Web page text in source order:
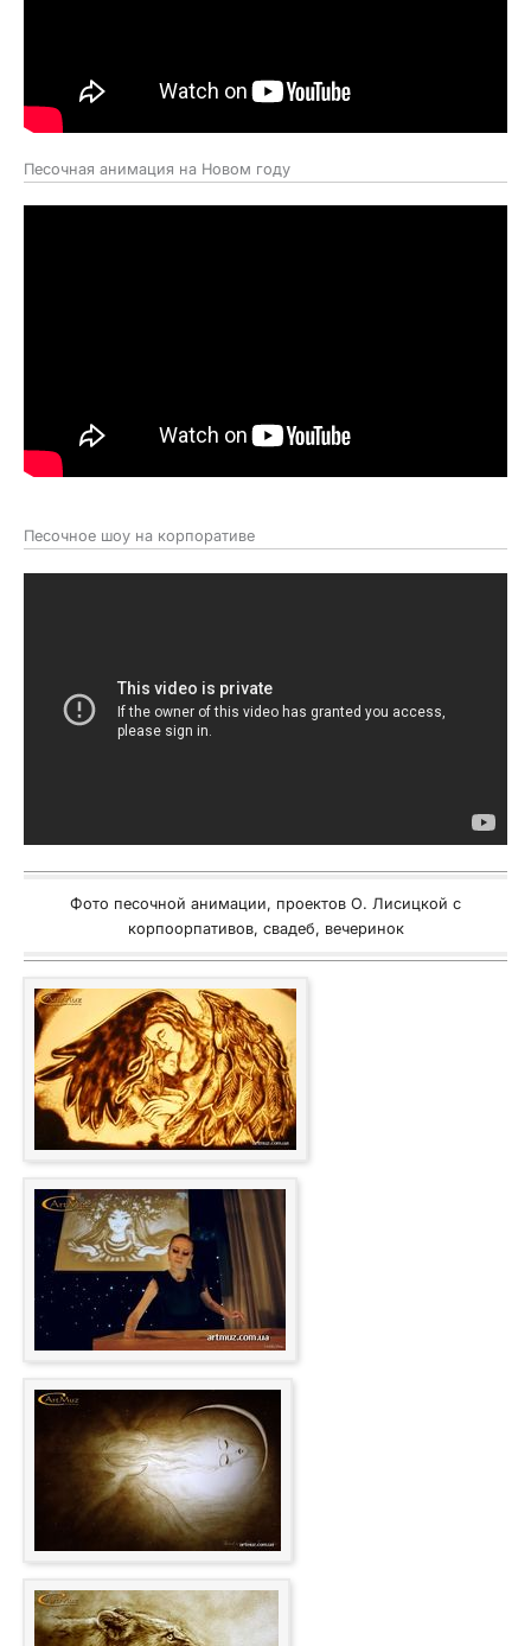
Песочная анимация на Новом году
Песочное шоу на корпоративе
Фото песочной анимации, проектов О. Лисицкой с
корпоорпативов, свадеб, вечеринок